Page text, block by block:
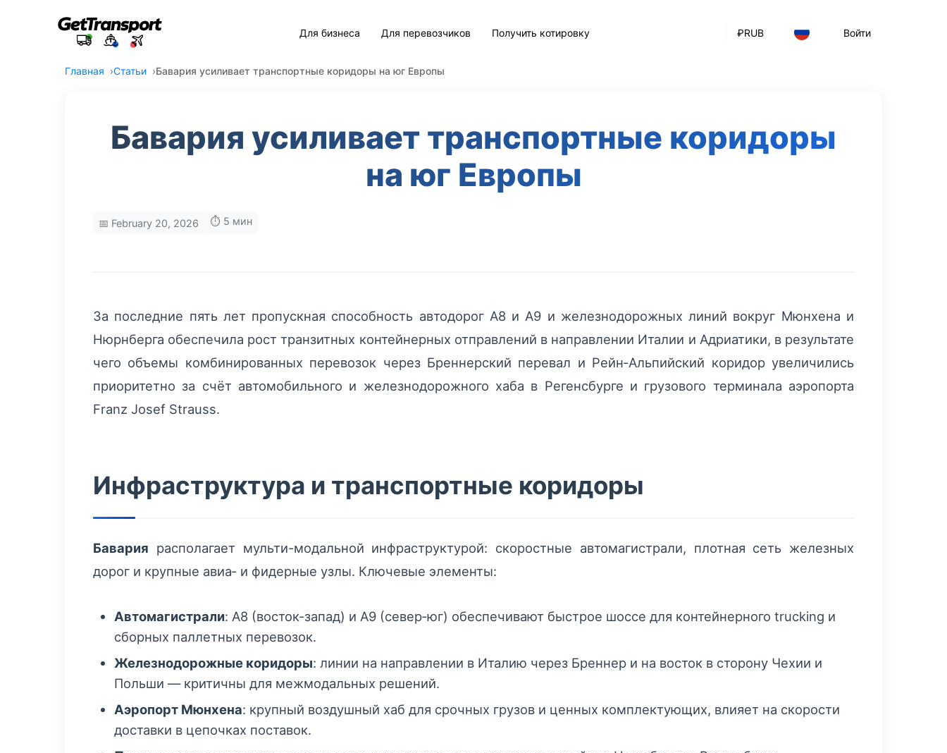
₽RUB Войти
Для бизнеса Для перевозчиков Получить котировку
Главная Статьи Бавария усиливает транспортные коридоры на юг Европы
Бавария усиливает транспортные коридоры
на юг Европы
📅 February 20, 2026 ⏱️ 5 мин
За последние пять лет пропускная способность автодорог A8 и A9 и железнодорожных линий вокруг Мюнхена и
Нюрнберга обеспечила рост транзитных контейнерных отправлений в направлении Италии и Адриатики, в результате
чего объемы комбинированных перевозок через Бреннерский перевал и Рейн‑Альпийский коридор увеличились
приоритетно за счёт автомобильного и железнодорожного хаба в Регенсбурге и грузового терминала аэропорта
Franz Josef Strauss.
Инфраструктура и транспортные коридоры
Бавария располагает мульти-модальной инфраструктурой: скоростные автомагистрали, плотная сеть железных
дорог и крупные авиа‑ и фидерные узлы. Ключевые элементы:
Автомагистрали: A8 (восток‑запад) и A9 (север‑юг) обеспечивают быстрое шоссе для контейнерного trucking и
сборных паллетных перевозок.
Железнодорожные коридоры: линии на направлении в Италию через Бреннер и на восток в сторону Чехии и
Польши — критичны для межмодальных решений.
Аэропорт Мюнхена: крупный воздушный хаб для срочных грузов и ценных комплектующих, влияет на скорости
доставки в цепочках поставок.